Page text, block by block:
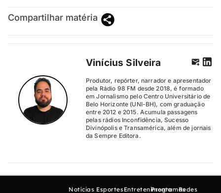
Compartilhar matéria
Vinícius Silveira
Produtor, repórter, narrador e apresentador
pela Rádio 98 FM desde 2018, é formado
em Jornalismo pelo Centro Universitário de
Belo Horizonte (UNI-BH), com graduação
entre 2012 e 2015. Acumula passagens
pelas rádios Inconfidência, Sucesso
Divinópolis e Transamérica, além de jornais
da Sempre Editora.
Notícias EsportesEntretenimento
ProgramasRedes